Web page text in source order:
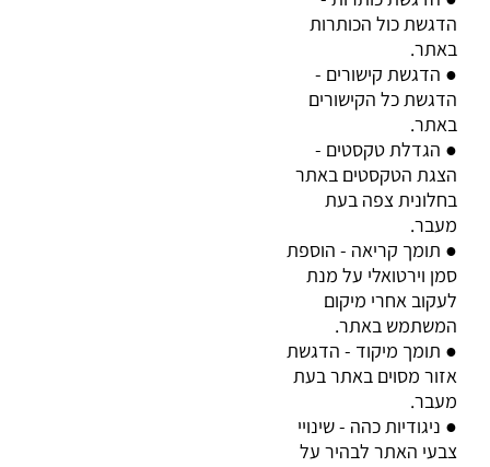
הדגשת כול הכותרות
באתר.
● הדגשת קישורים -
הדגשת כל הקישורים
באתר.
● הגדלת טקסטים -
הצגת הטקסטים באתר
בחלונית צפה בעת
מעבר.
● תומך קריאה - הוספת
סמן וירטואלי על מנת
לעקוב אחרי מיקום
המשתמש באתר.
● תומך מיקוד - הדגשת
אזור מסוים באתר בעת
מעבר.
● ניגודיות כהה - שינויי
צבעי האתר לבהיר על